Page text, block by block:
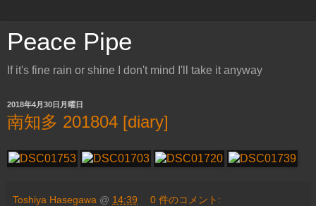
Peace Pipe
If it's fine rain or shine I don't mind I'll take it anyway
2018年4月30日月曜日
南知多 201804 [diary]
Toshiya Hasegawa @ 14:39 0 件のコメント: